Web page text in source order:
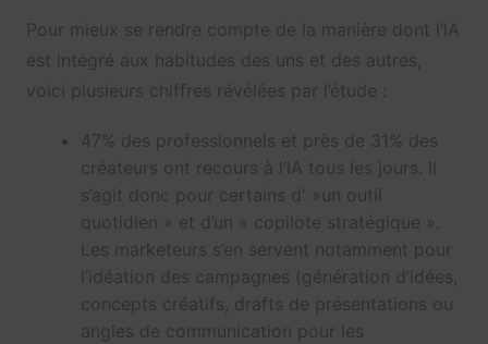
Pour mieux se rendre compte de la manière dont l’IA
est intégré aux habitudes des uns et des autres,
voici plusieurs chiffres révélées par l’étude :
47% des professionnels et près de 31% des
créateurs ont recours à l’IA tous les jours. Il
s’agit donc pour certains d' »un outil
quotidien » et d’un « copilote stratégique ».
Les marketeurs s’en servent notamment pour
l’idéation des campagnes (génération d’idées,
concepts créatifs, drafts de présentations ou
angles de communication pour les